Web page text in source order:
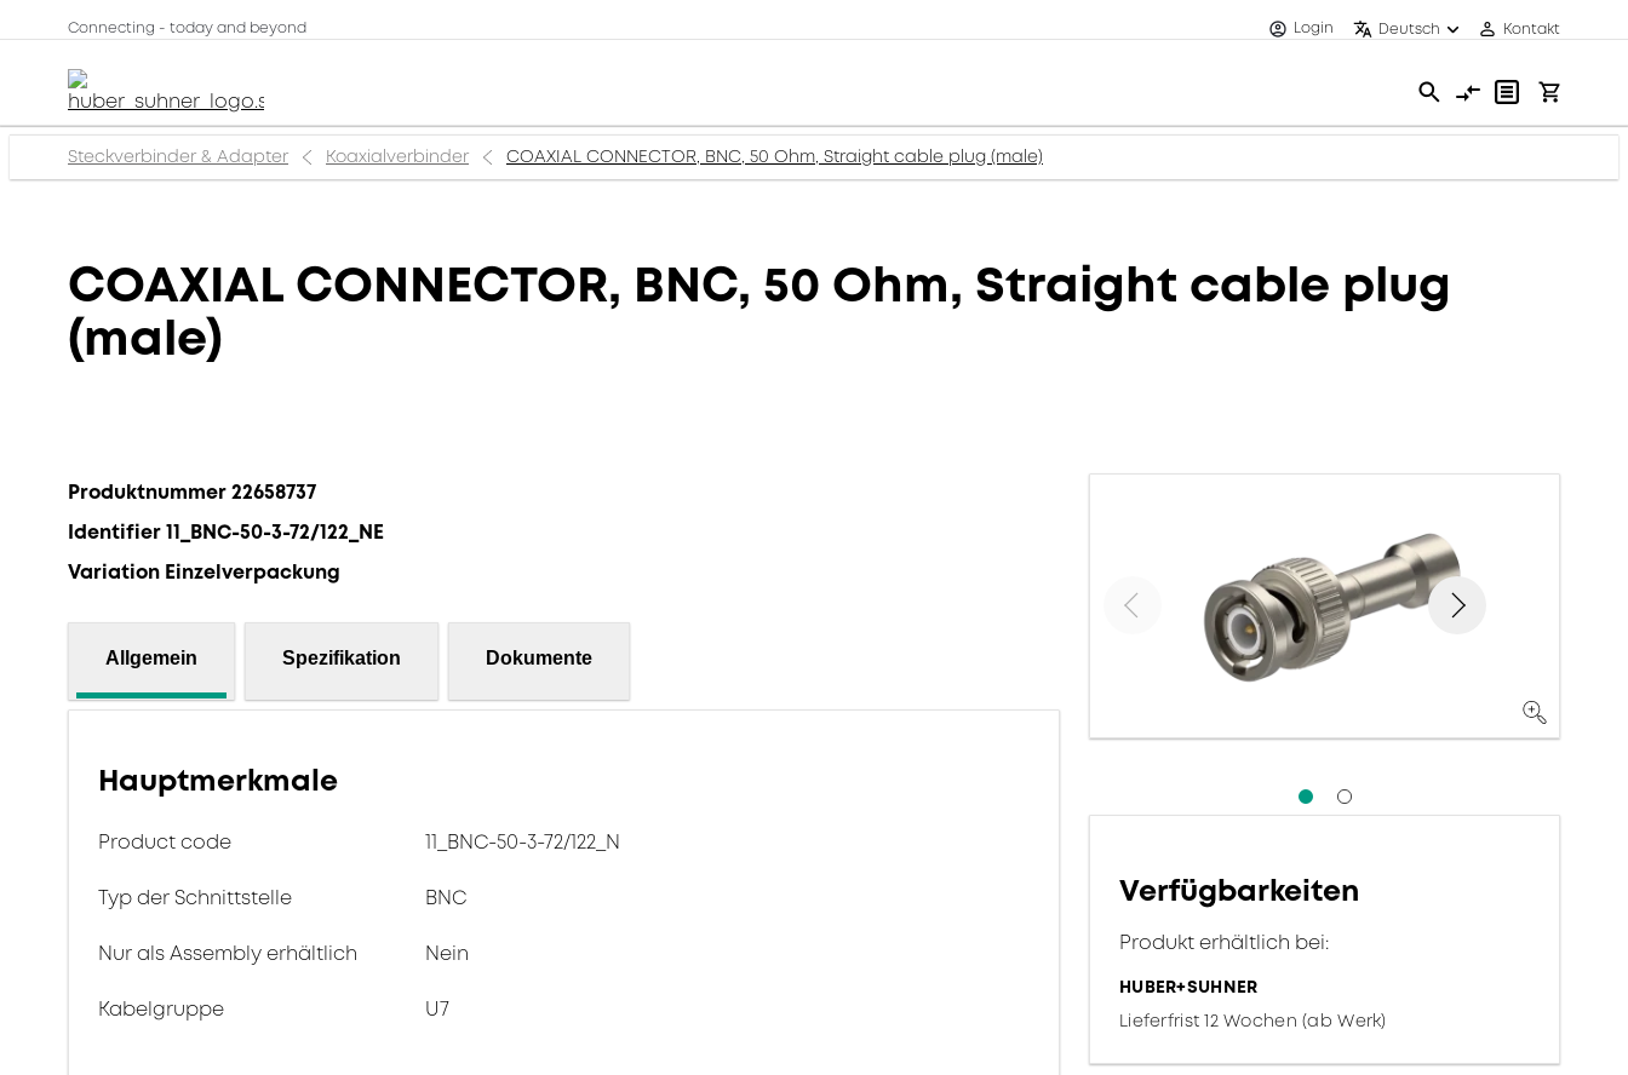
Connecting - today and beyond Login Deutsch Kontakt
Steckverbinder & Adapter Koaxialverbinder COAXIAL CONNECTOR, BNC, 50 Ohm, Straight cable plug (male)
COAXIAL CONNECTOR, BNC, 50 Ohm, Straight cable plug
(male)
Produktnummer 22658737
Identifier 11_BNC-50-3-72/122_NE
Variation Einzelverpackung
Allgemein Spezifikation Dokumente
Hauptmerkmale
Product code 11_BNC-50-3-72/122_N
Typ der Schnittstelle BNC
Nur als Assembly erhältlich Nein
Kabelgruppe U7
Verfügbarkeiten
Produkt erhältlich bei:
HUBER+SUHNER
Lieferfrist 12 Wochen (ab Werk)